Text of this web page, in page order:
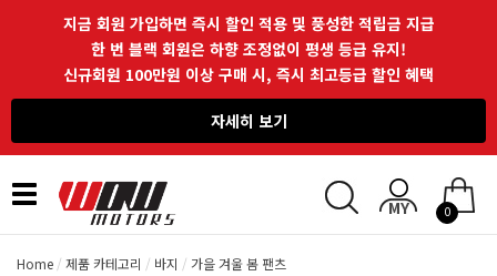
지금 회원 가입하면 즉시 할인 적용 및 풍성한 적립금 지급
한 번 블랙 회원은 하향 조정없이 평생 등급 유지!
신규회원 100만원 이상 구매 시, 즉시 최고등급 할인 혜택
자세히 보기
Toggle
navigation
0
Home 제품 카테고리 바지 가을 겨울 봄 팬츠